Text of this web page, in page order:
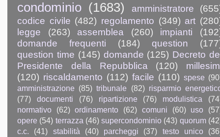
condominio (1683) amministratore
codice civile (482) regolamento (349) art
legge
(263) assemblea (260) impianti
domande frequenti
(184) question
question time (145) domande (125) Decreto
Presidente della Repubblica
(120)
(120) riscaldamento (112) facile (110) spese
amministrazione (85) tribunale (82) risparmio
(77)
documenti (76) ripartizione (76) modulistica
normativo
(62) ordinamento (62) comuni (60) uso
opere (54) terrazza (46) supercondominio (43) quorum
c.c.
(41) stabilità (40) parcheggi (37) testo unico